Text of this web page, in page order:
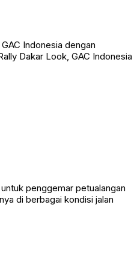
Indonesia dengan
Dakar Look, GAC Indonesia
penggemar petualangan
di berbagai kondisi jalan